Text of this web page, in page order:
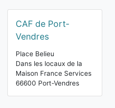
CAF de Port-
Vendres
Place Belieu
Dans les locaux de la
Maison France Services
66600 Port-Vendres